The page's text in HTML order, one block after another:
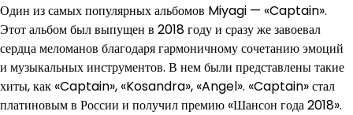
Один из самых популярных альбомов Miyagi — «Captain».
Этот альбом был выпущен в 2018 году и сразу же завоевал
сердца меломанов благодаря гармоничному сочетанию эмоций
и музыкальных инструментов. В нем были представлены такие
хиты, как «Captain», «Kosandra», «Angel». «Captain» стал
платиновым в России и получил премию «Шансон года 2018».